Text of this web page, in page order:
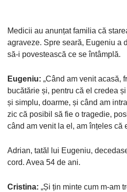
Medicii au anunțat familia că
agraveze. Spre seară, Eugeniu a
să-i povestească ce se întâmplă.
Eugeniu: „Când am venit acasă,
bucătărie și, pentru că el credea
și simplu, doarme, și când am
zic că posibil să fie o tragedie,
când am venit la el, am înțeles că
Adrian, tatăl lui Eugeniu,
cord. Avea 54 de ani.
Cristina: „Și țin minte cum m-am